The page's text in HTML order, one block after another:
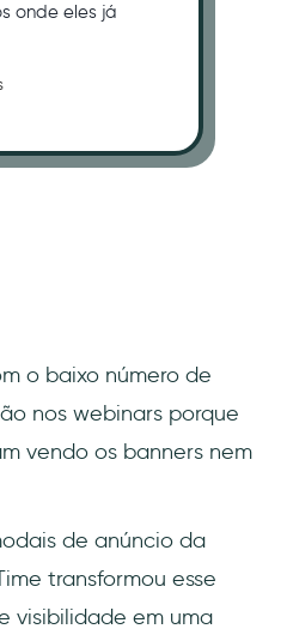
onde eles já
o baixo número de
nos webinars porque
vendo os banners nem
de anúncio da
transformou esse
visibilidade em uma